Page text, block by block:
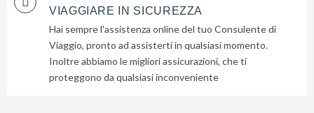
VIAGGIARE IN SICUREZZA
Hai sempre l'assistenza online del tuo Consulente di
Viaggio, pronto ad assisterti in qualsiasi momento.
Inoltre abbiamo le migliori assicurazioni, che ti
proteggono da qualsiasi inconveniente